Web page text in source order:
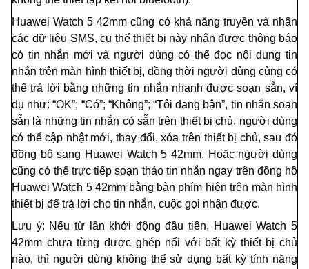
Huawei Watch 5 42mm cũng có khả năng truyền và nhận
các dữ liệu SMS, cụ thể thiết bị này nhận được thông báo
có tin nhắn mới và người dùng có thể đọc nội dung tin
nhắn trên màn hình thiết bị, đồng thời người dùng cùng có
thể trả lời bằng những tin nhắn nhanh được soạn sẵn, ví
dụ như: “OK”; “Có”; “Không”; “Tôi đang bận”, tin nhắn soạn
sẵn là những tin nhắn có sẵn trên thiết bị chủ, người dùng
có thể cập nhật mới, thay đổi, xóa trên thiết bị chủ, sau đó
đồng bộ sang Huawei Watch 5 42mm. Hoặc người dùng
cũng có thể trực tiếp soạn thảo tin nhắn ngay trên đồng hồ
Huawei Watch 5 42mm bằng bàn phím hiện trên màn hình
thiết bị để trả lời cho tin nhắn, cuộc gọi nhận được.
Lưu ý: Nếu từ lần khởi động đầu tiên, Huawei Watch 5
42mm chưa từng được ghép nối với bất kỳ thiết bị chủ
nào, thì người dùng không thể sử dụng bất kỳ tính năng